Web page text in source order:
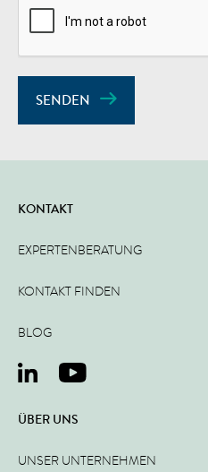
SENDEN
KONTAKT
EXPERTENBERATUNG
KONTAKT FINDEN
BLOG
ÜBER UNS
UNSER UNTERNEHMEN